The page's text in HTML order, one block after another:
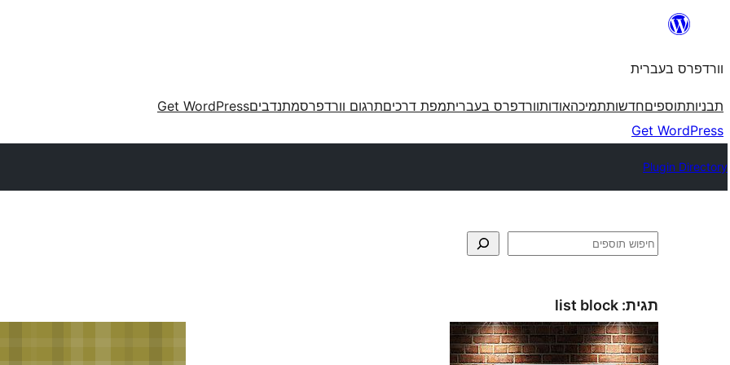
וורדפרס בעברית
תבניותתוספיםחדשותתמיכהאודותוורדפרס בעבריתמפת דרכיםתרגום וורדפרסמתנדביםGet WordPress
Get WordPress
Plugin Directory
חיפוש
תגית: list block